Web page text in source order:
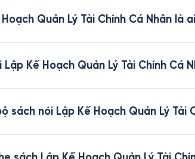
Quản Lý Tài Chính Cá Nhân là
Kế Hoạch Quản Lý Tài Chính Cá
sách nói Lập Kế Hoạch Quản Lý Tài